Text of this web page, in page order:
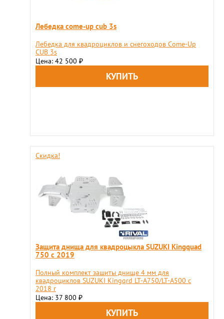
Лебедка come-up cub 3s
Лебедка для квадроциклов и снегоходов Come-Up
CUB 3s
Цена: 42 500 ₽
Скидка!
Защита днища для квадроцыкла SUZUKI Kingquad
750 с 2019
Полный комплект зашиты днище 4 мм для
квадроциклов SUZUKI Kingqrd LT-A750/LT-A500 с
2018 г
Цена: 37 800 ₽